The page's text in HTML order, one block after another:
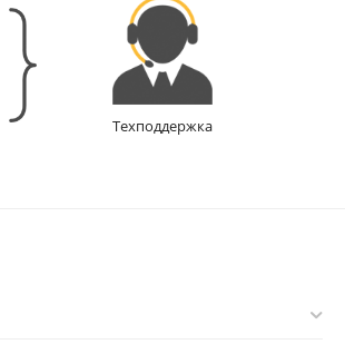
Техподдержка